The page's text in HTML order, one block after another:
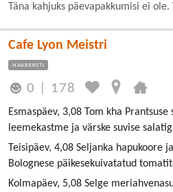
Täna kahjuks päevapakkumisi ei
Cafe Lyon Meistri
HAABERSTI
0 178
Esmaspäev, 3,08 Tom kha
leemekastme ja värske suvise
Teisipäev, 4,08 Seljanka hapukoore
Bolognese päikesekuivatatud
Kolmapäev, 5,08 Selge